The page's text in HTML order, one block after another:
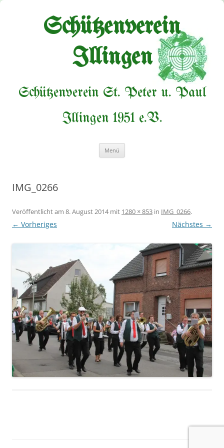
Schützenverein
Illingen
Schützenverein St. Peter u. Paul
Illingen 1951 e.V.
Menü
IMG_0266
Veröffentlicht am 8. August 2014mit 1280 × 853 in IMG_0266.
← Vorheriges Nächstes →